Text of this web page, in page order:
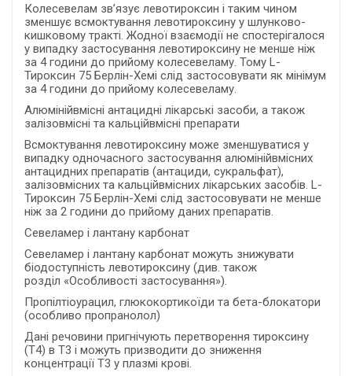
Колесевелам зв’язує левотироксин і таким чином
зменшує всмоктування левотироксину у шлунково-
кишковому тракті. Жодної взаємодії не спостерігалося
у випадку застосування левотироксину не менше ніж
за 4 години до прийому колесевеламу. Тому L-
Тироксин 75 Берлін-Хемі слід застосовувати як мінімум
за 4 години до прийому колесевеламу.
Алюмінійвмісні антацидні лікарські засоби, а також
залізовмісні та кальційвмісні препарати
Всмоктування левотироксину може зменшуватися у
випадку одночасного застосування алюмінійвмісних
антацидних препаратів (антациди, сукральфат),
залізовмісних та кальційвмісних лікарських засобів. L-
Тироксин 75 Берлін-Хемі слід застосовувати не менше
ніж за 2 години до прийому даних препаратів.
Севеламер і лантану карбонат
Севеламер і лантану карбонат можуть знижувати
біодоступність левотироксину (див. також
розділ «Особливості застосування»).
Пропілтіоурацил, глюкокортикоїди та бета-блокатори
(особливо пропранолол)
Дані речовини пригнічують перетворення тироксину
(Т4) в Т3 і можуть призводити до зниження
концентрації Т3 у плазмі крові.